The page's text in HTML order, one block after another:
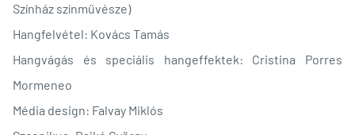
Színház színművésze)
Hangfelvétel: Kovács Tamás
Hangvágás és speciális hangeffektek: Cristina Porres
Mormeneo
Média design: Falvay Miklós